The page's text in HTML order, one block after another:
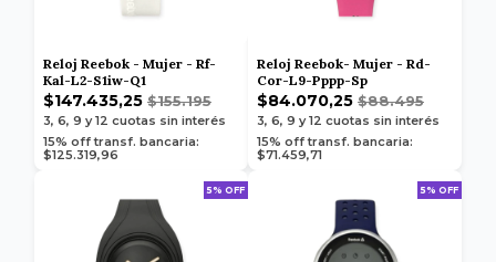
Reloj Reebok - Mujer - Rf-
Kal-L2-S1iw-Q1
$147.435,25 $155.195
3, 6, 9 y 12 cuotas sin interés
15% off transf. bancaria:
$125.319,96
Reloj Reebok- Mujer - Rd-
Cor-L9-Pppp-Sp
$84.070,25 $88.495
3, 6, 9 y 12 cuotas sin interés
15% off transf. bancaria:
$71.459,71
5% OFF 5% OFF